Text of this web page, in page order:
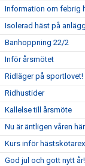
Information om febrig
Isolerad häst på
Banhoppning 22/2
Inför årsmötet
Ridläger på sportlovet!
Ridhustider
Kallelse till årsmöte
Nu är äntligen våren
Kurs inför
God jul och gott nytt år!